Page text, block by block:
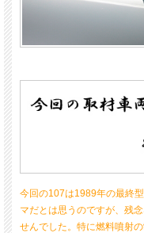
今回の107は1989年の最終
マだとは思うのですが、残
せんでした。特に燃料噴射